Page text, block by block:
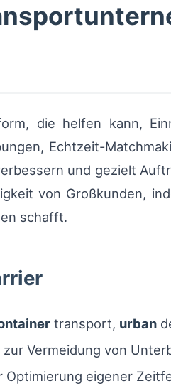
die helfen kann,
Echtzeit-
und gezielt
von Großkunden,
schafft.
transport, urban
Vermeidung von
Optimierung eigener